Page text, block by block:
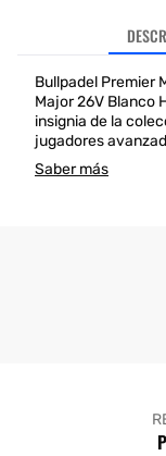
Bullpadel Premier
Major 26V Blanco
insignia de la
jugadores
Saber más